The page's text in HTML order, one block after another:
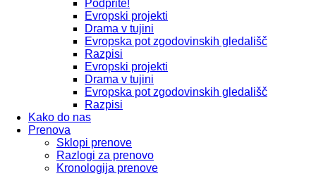
Podprite!
Evropski projekti
Drama v tujini
Evropska pot zgodovinskih gledališč
Razpisi
Evropski projekti
Drama v tujini
Evropska pot zgodovinskih gledališč
Razpisi
Kako do nas
Prenova
Sklopi prenove
Razlogi za prenovo
Kronologija prenove